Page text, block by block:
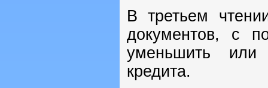
В третьем
документов, с
уменьшить или
кредита.